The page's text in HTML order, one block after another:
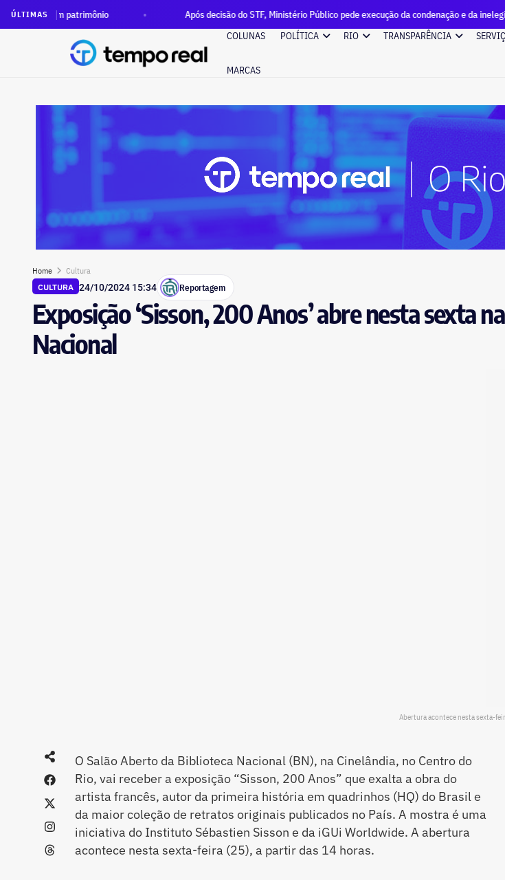
ÚLTIMAS Após decisão do STF, Ministério Público pede execução da condenação e da inelegibilidade de
COLUNAS
POLÍTICA RIO TRANSPARÊNCIA
MARCAS
Home
Cultura
CULTURA 24/10/2024 15:34 Reportagem
Exposição ‘Sisson, 200 Anos’ abre nesta sexta
Nacional
Abertura acontece nesta sexta-
O Salão Aberto da Biblioteca Nacional (BN), na Cinelândia, no Centro do
Rio, vai receber a exposição “Sisson, 200 Anos” que exalta a obra do
artista francês, autor da primeira história em quadrinhos (HQ) do Brasil e
da maior coleção de retratos originais publicados no País. A mostra é uma
iniciativa do Instituto Sébastien Sisson e da iGUi Worldwide. A abertura
acontece nesta sexta-feira (25), a partir das 14 horas.